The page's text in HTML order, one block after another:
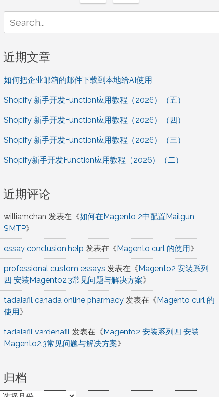
for:
近期文章
如何把企业邮箱的邮件下载到本地给AI使用
Shopify 新手开发Function应用教程（2026）（五）
Shopify 新手开发Function应用教程（2026）（四）
Shopify 新手开发Function应用教程（2026）（三）
Shopify新手开发Function应用教程（2026）（二）
近期评论
williamchan 发表在《如何在Magento 2中配置Mailgun
SMTP》
essay conclusion help 发表在《Magento curl 的使用》
professional custom essays 发表在《Magento2 安装系列
四 安装Magento2.3常见问题与解决方案》
tadalafil canada online pharmacy 发表在《Magento curl 的
使用》
tadalafil vardenafil 发表在《Magento2 安装系列四 安装
Magento2.3常见问题与解决方案》
归档